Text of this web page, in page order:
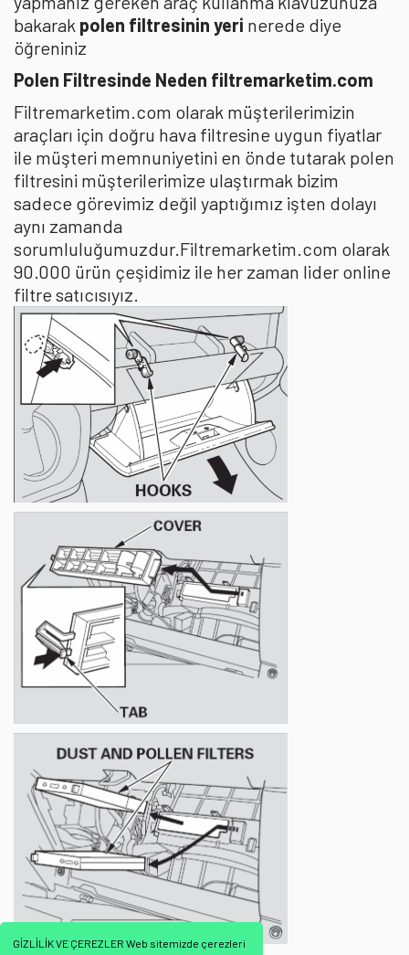
GİZLİLİK VE ÇEREZLER Web sitemizde çerezleri
bakarak polen filtresinin yeri nerede diye
öğreniniz
Polen Filtresinde Neden filtremarketim.com
Filtremarketim.com olarak müşterilerimizin
araçları için doğru hava filtresine uygun fiyatlar
ile müşteri memnuniyetini en önde tutarak polen
filtresini müşterilerimize ulaştırmak bizim
sadece görevimiz değil yaptığımız işten dolayı
aynı zamanda
sorumluluğumuzdur.Filtremarketim.com olarak
90.000 ürün çeşidimiz ile her zaman lider online
filtre satıcısıyız.